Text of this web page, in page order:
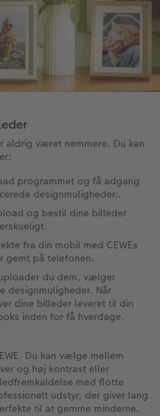
aldrig været nemmere. Du kan
programmet og få adgang
designmuligheder..
og bestil dine billeder
fra din mobil med CEWEs
på telefonen.
du dem, vælger
designmuligheder. Når
dine billeder leveret til din
inden for få hverdage.
Du kan vælge mellem
og høj kontrast eller
med flotte
udstyr, der giver lang
til at gemme minderne.